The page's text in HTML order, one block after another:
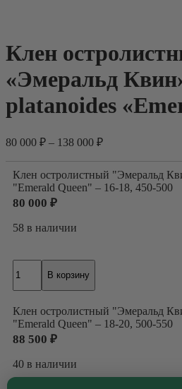
Клен
«Эмеральд
platanoides
80 000 ₽ – 138 000 ₽
Клен остролистный "Эмеральд
"Emerald Queen" – 16-18, 450-500
80 000 ₽
58 в наличии
Количество
товара
Клен
"Эмеральд
Квин"
Acer
"Emerald
Queen"
В корзину
Клен остролистный "Эмеральд
"Emerald Queen" – 18-20, 500-550
88 500 ₽
40 в наличии